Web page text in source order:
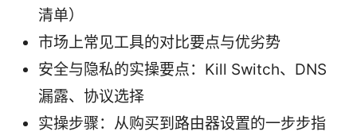
清单）
市场上常见工具的对比要点与优劣势
安全与隐私的实操要点：Kill Switch、DNS
漏露、协议选择
实操步骤：从购买到路由器设置的一步步指